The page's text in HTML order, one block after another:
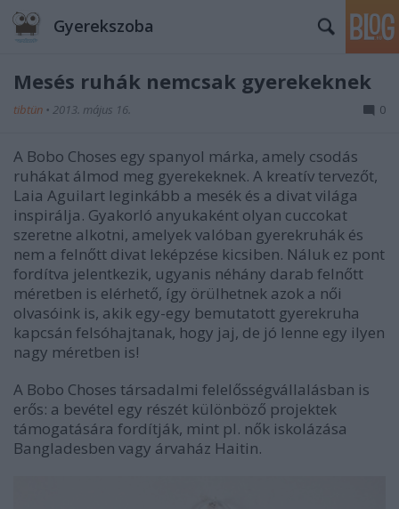
Gyerekszoba
Mesés ruhák nemcsak gyerekeknek
tibtün • 2013. május 16. 0
A Bobo Choses egy spanyol márka, amely csodás
ruhákat álmod meg gyerekeknek. A kreatív tervezőt,
Laia Aguilart leginkább a mesék és a divat világa
inspirálja. Gyakorló anyukaként olyan cuccokat
szeretne alkotni, amelyek valóban gyerekruhák és
nem a felnőtt divat leképzése kicsiben. Náluk ez pont
fordítva jelentkezik, ugyanis néhány darab felnőtt
méretben is elérhető, így örülhetnek azok a női
olvasóink is, akik egy-egy bemutatott gyerekruha
kapcsán felsóhajtanak, hogy jaj, de jó lenne egy ilyen
nagy méretben is!
A Bobo Choses társadalmi felelősségvállalásban is
erős: a bevétel egy részét különböző projektek
támogatására fordítják, mint pl. nők iskolázása
Bangladesben vagy árvaház Haitin.